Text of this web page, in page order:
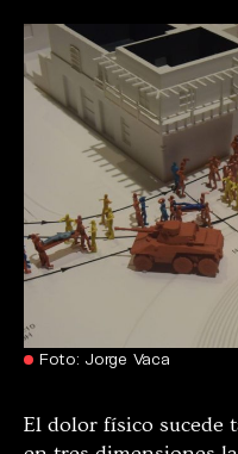
Foto: Jorge Vaca
El dolor físico sucede